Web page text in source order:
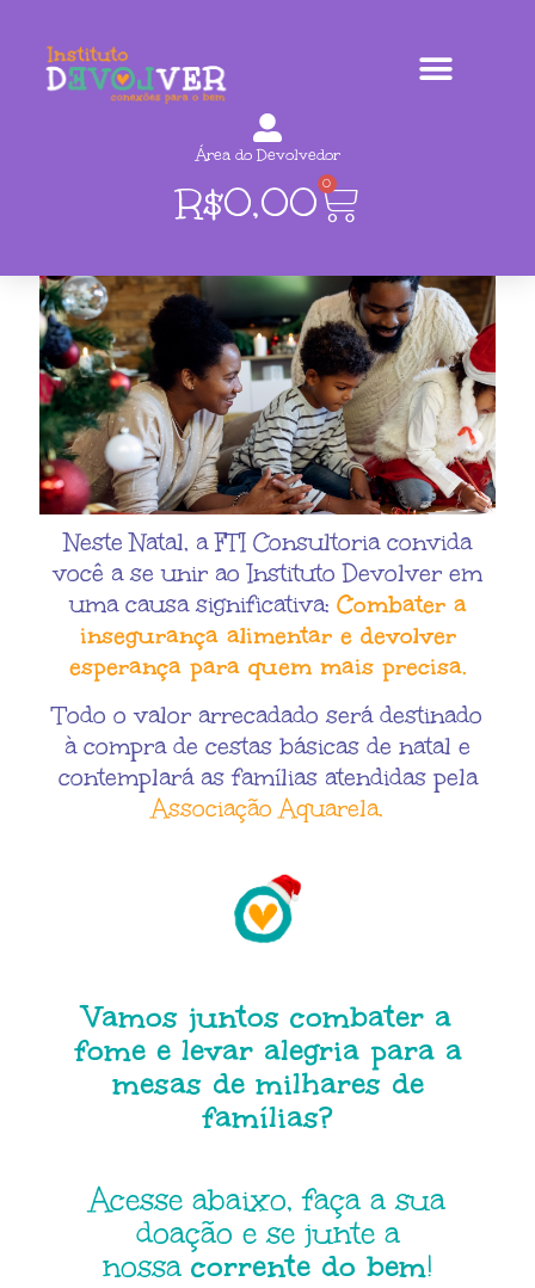
Área do Devolvedor
R$0,00 0
Neste Natal, a FTI Consultoria convida
você a se unir ao Instituto Devolver em
uma causa significativa: Combater a
insegurança alimentar e devolver
esperança para quem mais precisa.
Todo o valor arrecadado será destinado
à compra de cestas básicas de natal e
contemplará as famílias atendidas pela
Associação Aquarela.
Vamos juntos combater a
fome e levar alegria para a
mesas de milhares de
famílias?
Acesse abaixo, faça a sua
doação e se junte a
nossa corrente do bem!